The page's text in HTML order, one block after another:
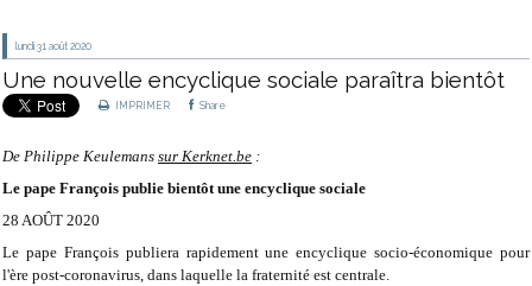
lundi 31 août 2020
Une nouvelle encyclique sociale paraîtra bientôt
IMPRIMER Share
De Philippe Keulemans sur Kerknet.be :
Le pape François publie bientôt une encyclique sociale
28 AOÛT 2020
Le pape François publiera rapidement une encyclique socio-économique pour
l'ère post-coronavirus, dans laquelle la fraternité est centrale.